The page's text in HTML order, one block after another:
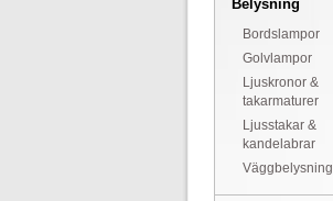
Belysning
Bordslampor
Golvlampor
Ljuskronor &
takarmaturer
Ljusstakar &
kandelabrar
Väggbelysning